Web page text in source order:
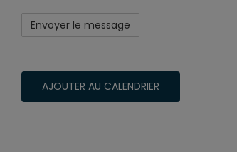
AJOUTER AU CALENDRIER